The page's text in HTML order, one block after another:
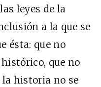
leyes de la
a la que se
ésta: que no
que no
la historia no se